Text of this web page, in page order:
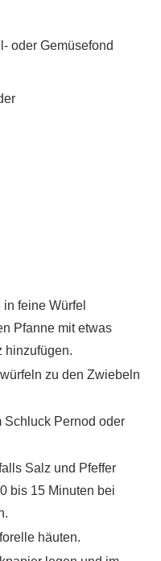
oder Gemüsefond
feine Würfel
Pfanne mit etwas
hinzufügen.
zu den Zwiebeln
Schluck Pernod oder
Salz und Pfeffer
bis 15 Minuten bei
häuten.